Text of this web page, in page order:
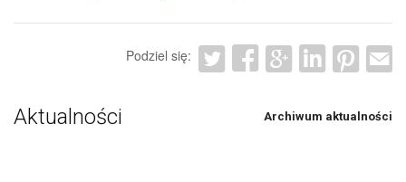
Podziel się:
Aktualności Archiwum aktualności